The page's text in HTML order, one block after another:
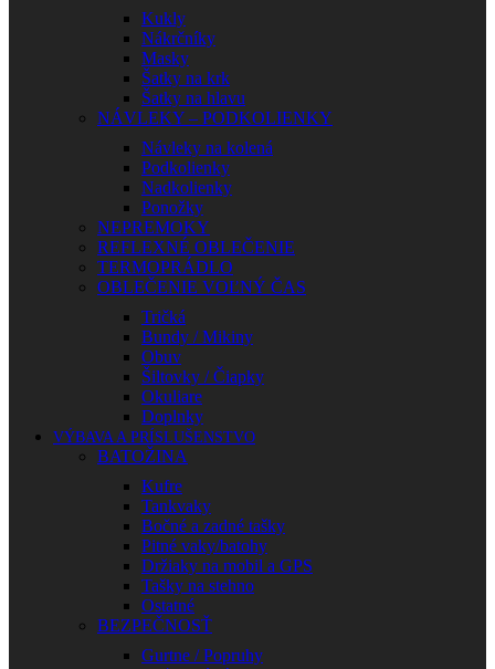
Kukly
Nákrčníky
Masky
Šatky na krk
Šatky na hlavu
NÁVLEKY – PODKOLIENKY
Návleky na kolená
Podkolienky
Nadkolienky
Ponožky
NEPREMOKY
REFLEXNÉ OBLEČENIE
TERMOPRÁDLO
OBLEČENIE VOĽNÝ ČAS
Tričká
Bundy / Mikiny
Obuv
Šiltovky / Čiapky
Okuliare
Doplnky
VÝBAVA A PRÍSLUŠENSTVO
BATOŽINA
Kufre
Tankvaky
Bočné a zadné tašky
Pitné vaky/batohy
Držiaky na mobil a GPS
Tašky na stehno
Ostatné
BEZPEČNOSŤ
Gurtne / Popruhy